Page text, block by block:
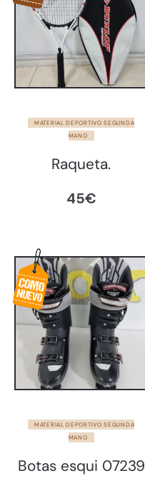
MATERIAL DEPORTIVO SEGUNDA
MANO
Raqueta.
45€
MATERIAL DEPORTIVO SEGUNDA
MANO
Botas esqui 07239